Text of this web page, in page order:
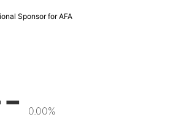
Sponsor for AFA
0.00%